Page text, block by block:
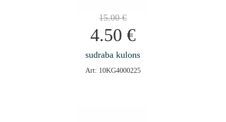
15.00€
4.50 €
sudraba kulons
Art: 10KG4000225